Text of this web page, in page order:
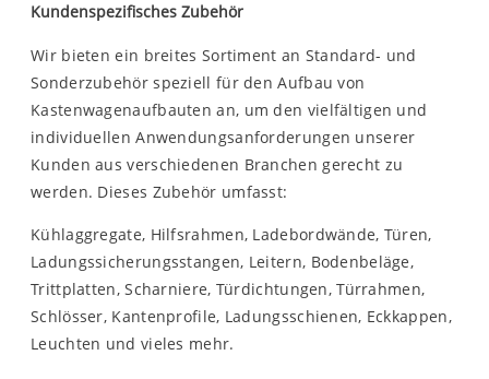
Kundenspezifisches Zubehör
Wir bieten ein breites Sortiment an Standard- und
Sonderzubehör speziell für den Aufbau von
Kastenwagenaufbauten an, um den vielfältigen und
individuellen Anwendungsanforderungen unserer
Kunden aus verschiedenen Branchen gerecht zu
werden. Dieses Zubehör umfasst:
Kühlaggregate, Hilfsrahmen, Ladebordwände, Türen,
Ladungssicherungsstangen, Leitern, Bodenbeläge,
Trittplatten, Scharniere, Türdichtungen, Türrahmen,
Schlösser, Kantenprofile, Ladungsschienen, Eckkappen,
Leuchten und vieles mehr.